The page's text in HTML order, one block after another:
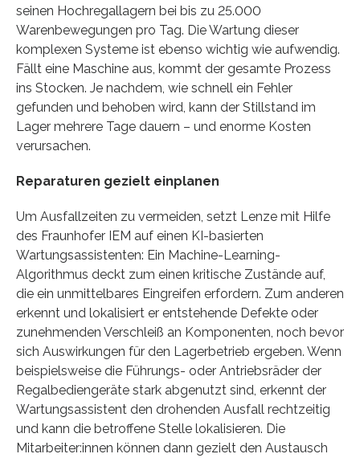
seinen Hochregallagern bei bis zu 25.000
Warenbewegungen pro Tag. Die Wartung dieser
komplexen Systeme ist ebenso wichtig wie aufwendig.
Fällt eine Maschine aus, kommt der gesamte Prozess
ins Stocken. Je nachdem, wie schnell ein Fehler
gefunden und behoben wird, kann der Stillstand im
Lager mehrere Tage dauern – und enorme Kosten
verursachen.
Reparaturen gezielt einplanen
Um Ausfallzeiten zu vermeiden, setzt Lenze mit Hilfe
des Fraunhofer IEM auf einen KI-basierten
Wartungsassistenten: Ein Machine-Learning-
Algorithmus deckt zum einen kritische Zustände auf,
die ein unmittelbares Eingreifen erfordern. Zum anderen
erkennt und lokalisiert er entstehende Defekte oder
zunehmenden Verschleiß an Komponenten, noch bevor
sich Auswirkungen für den Lagerbetrieb ergeben. Wenn
beispielsweise die Führungs- oder Antriebsräder der
Regalbediengeräte stark abgenutzt sind, erkennt der
Wartungsassistent den drohenden Ausfall rechtzeitig
und kann die betroffene Stelle lokalisieren. Die
Mitarbeiter:innen können dann gezielt den Austausch